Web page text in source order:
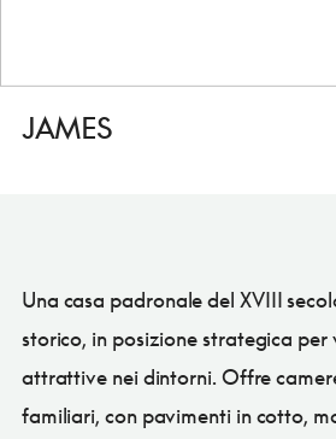
JAMES
Una casa padronale del XVIII
storico, in posizione strategica per
attrattive nei dintorni. Offre
familiari, con pavimenti in cotto,